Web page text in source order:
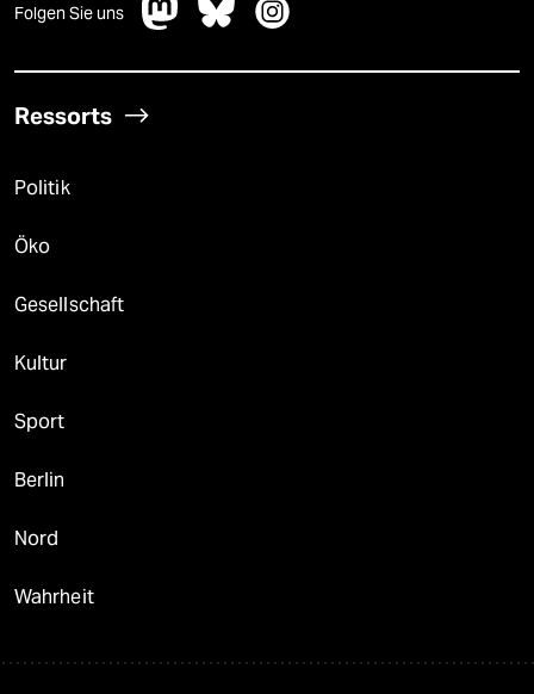
Folgen Sie uns
Ressorts
Politik
Öko
Gesellschaft
Kultur
Sport
Berlin
Nord
Wahrheit